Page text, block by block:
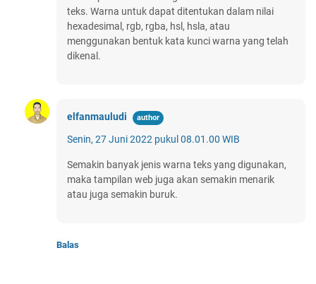
teks. Warna untuk dapat ditentukan dalam nilai
hexadesimal, rgb, rgba, hsl, hsla, atau
menggunakan bentuk kata kunci warna yang telah
dikenal.
elfanmauludi
Senin, 27 Juni 2022 pukul 08.01.00 WIB
Semakin banyak jenis warna teks yang digunakan,
maka tampilan web juga akan semakin menarik
atau juga semakin buruk.
Balas